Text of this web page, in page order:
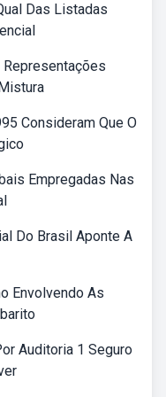
Das Listadas
Representações
Consideram Que O
Empregadas Nas
Do Brasil Aponte A
Envolvendo As
Auditoria 1 Seguro